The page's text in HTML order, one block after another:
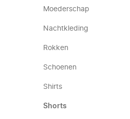
Moederschap
Nachtkleding
Rokken
Schoenen
Shirts
Shorts